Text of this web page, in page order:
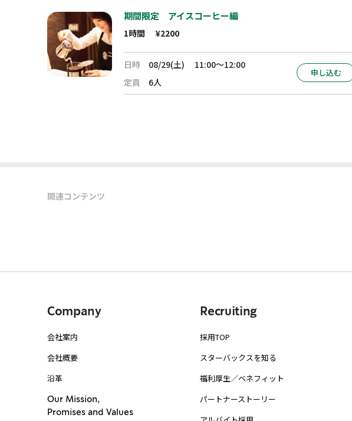
期間限定 アイスコーヒー編
1時間 ¥2200
日時 08/29(土)
11:00～12:00
定員
6人
申し込む
関連コンテンツ
Company
会社案内
会社概要
沿革
Our Mission,
Promises and Values
Recruiting
採用TOP
スターバックスを知る
福利厚生／ベネフィット
パートナーストーリー